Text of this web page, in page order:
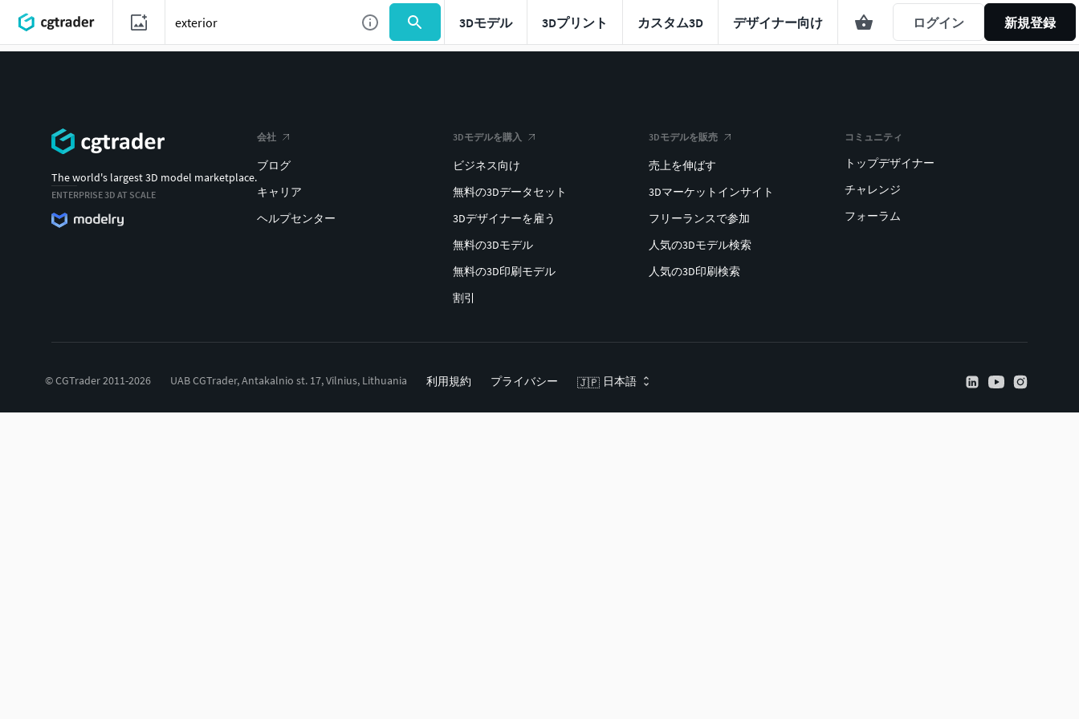
3Dモデル 3Dプリント カスタム3D デザイナー向け ログイン 新規登録
The world's largest 3D model marketplace.
ENTERPRISE 3D AT SCALE
会社
ブログ
キャリア
ヘルプセンター
3Dモデルを購入
ビジネス向け
無料の3Dデータセット
3Dデザイナーを雇う
無料の3Dモデル
無料の3D印刷モデル
割引
3Dモデルを販売
売上を伸ばす
3Dマーケットインサイト
フリーランスで参加
人気の3Dモデル検索
人気の3D印刷検索
コミュニティ
トップデザイナー
チャレンジ
フォーラム
© CGTrader 2011-2026 UAB CGTrader, Antakalnio st. 17, Vilnius, Lithuania 利用規約 プライバシー 🇯🇵 日本語